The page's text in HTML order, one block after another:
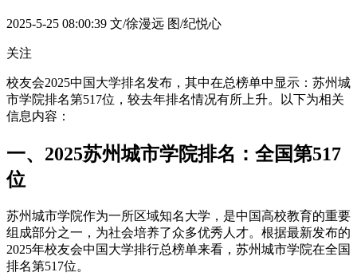
2025-5-25 08:00:39 文/徐漫远 图/纪悦心
关注
校友会2025中国大学排名发布，其中在总榜单中显示：苏州城
市学院排名第517位，较去年排名情况有所上升。以下为相关
信息内容：
一、2025苏州城市学院排名：全国第517
位
苏州城市学院作为一所区域知名大学，是中国高校教育的重要
组成部分之一，为社会培养了众多优秀人才。根据最新发布的
2025年校友会中国大学排行总榜单来看，苏州城市学院在全国
排名第517位。